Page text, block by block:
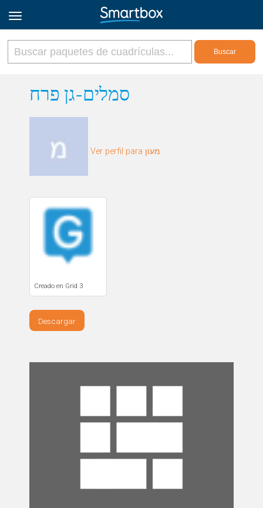
Online Grids
Regístrate
סמלים-גן פרח
Ver perfil para מעון.
Creado en Grid 3
Descargar